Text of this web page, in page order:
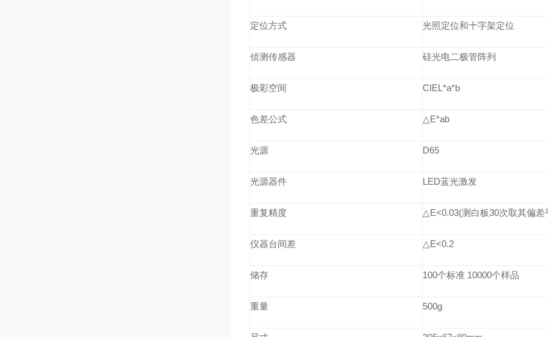
定位方式 光照定位和十字架定位
侦测传感器 硅光电二极管阵列
极彩空间 CIEL*a*b
色差公式 △E*ab
光源 D65
光源器件 LED蓝光激发
重复精度 △E<0.03(测白板30次取其偏差
仪器台间差 △E<0.2
储存 100个标准 10000个样品
重量 500g